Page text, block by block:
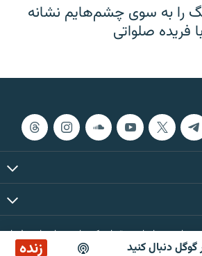
گوگل دنبال کنید زنده
را به سوی چشم‌هایم نشانه
فریده صلواتی
وب‌سایت، بر اساس مقررات کپی‌رایت، برای رادیو فردا